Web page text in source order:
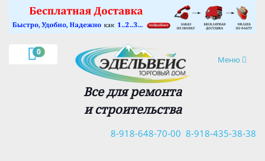
0
Навигация
Меню
Все для ремонта
и строительства
8-918-435-38-38
8-918-648-70-00
×